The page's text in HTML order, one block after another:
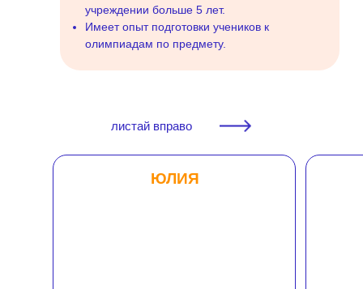
учреждении больше 5 лет.
Имеет опыт подготовки учеников к
олимпиадам по предмету.
листай вправо
ЮЛИЯ